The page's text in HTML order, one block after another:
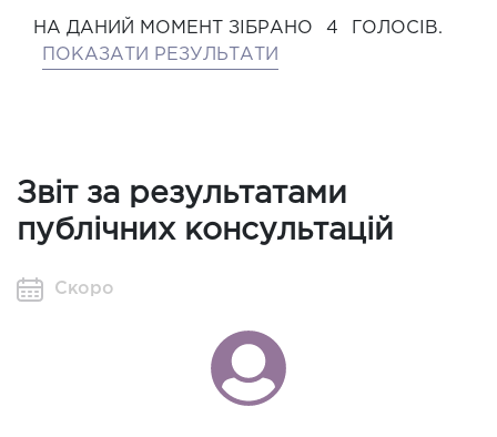
НА ДАНИЙ МОМЕНТ ЗІБРАНО 4
ГОЛОСІВ.
ПОКАЗАТИ РЕЗУЛЬТАТИ
Звіт за результатами
публічних консультацій
Скоро